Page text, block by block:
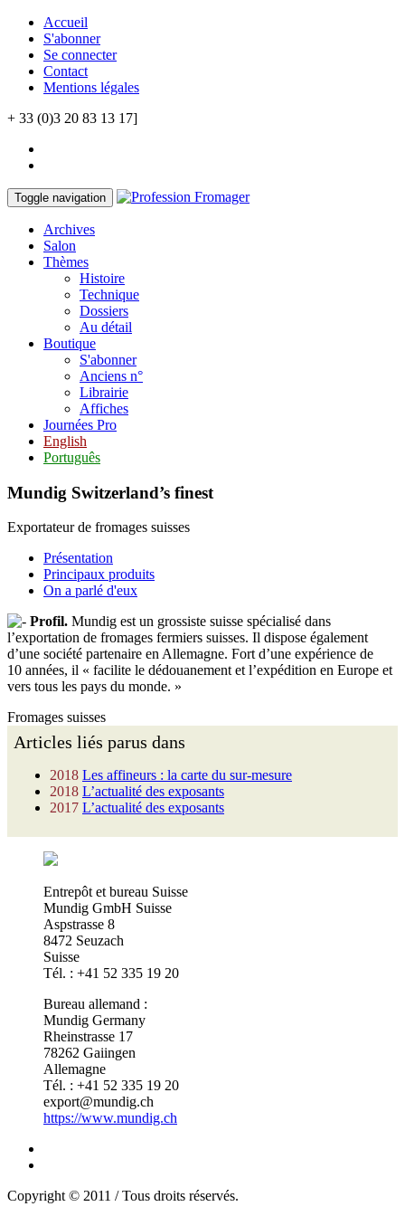
Accueil
S'abonner
Se connecter
Contact
Mentions légales
+ 33 (0)3 20 83 13 17]
Toggle navigation
Archives
Salon
Thèmes
Histoire
Technique
Dossiers
Au détail
Boutique
S'abonner
Anciens n°
Librairie
Affiches
Journées Pro
English
Português
Mundig Switzerland’s finest
Exportateur de fromages suisses
Présentation
Principaux produits
On a parlé d'eux
Profil. Mundig est un grossiste suisse spécialisé dans
l’exportation de fromages fermiers suisses. Il dispose également
d’une société partenaire en Allemagne. Fort d’une expérience de
10 années, il « facilite le dédouanement et l’expédition en Europe et
vers tous les pays du monde. »
Fromages suisses
Articles liés parus dans
2018 Les affineurs : la carte du sur-mesure
2018 L’actualité des exposants
2017 L’actualité des exposants
Entrepôt et bureau Suisse
Mundig GmbH Suisse
Aspstrasse 8
8472 Seuzach
Suisse
Tél. : +41 52 335 19 20
Bureau allemand :
Mundig Germany
Rheinstrasse 17
78262 Gaiingen
Allemagne
Tél. : +41 52 335 19 20
export@mundig.ch
https://www.mundig.ch
Copyright © 2011 / Tous droits réservés.